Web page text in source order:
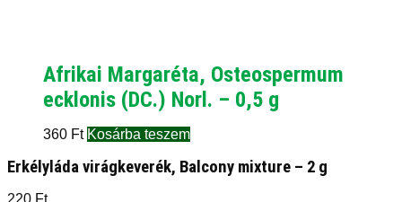
Afrikai Margaréta, Osteospermum
ecklonis (DC.) Norl. – 0,5 g
360 Ft Kosárba teszem
Erkélyláda virágkeverék, Balcony mixture – 2 g
220 Ft